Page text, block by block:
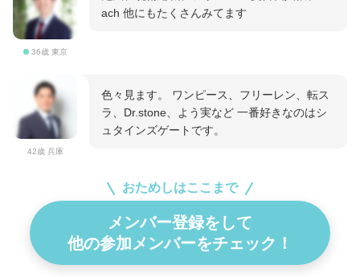
36歳 東京
ach 他にもたくさんみてます
42歳 兵庫
色々見ます。 ワンピース、フリーレン、転ス
ラ、Dr.stone、よう実など 一番好きなのはシ
ュタインズゲートです。
おためしはここまで
メンバー登録をして
他の参加メンバーをチェック！